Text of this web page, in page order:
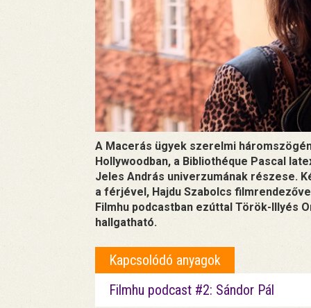
A Macerás ügyek szerelmi
Hollywoodban, a Bibliothéque Pascal
Jeles András univerzumának részese.
a férjével, Hajdu Szabolcs
Filmhu podcastban ezúttal Török-Illyés
hallgatható.
Kapcsolódó anyagok
Filmhu podcast #2: Sándor Pál